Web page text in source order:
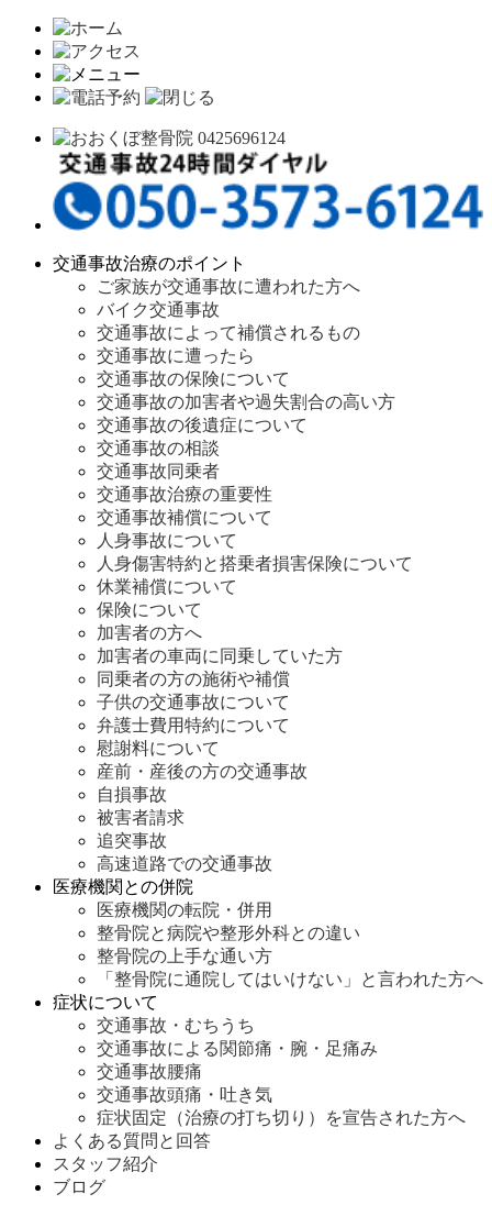
交通事故治療のポイント
ご家族が交通事故に遭われた方へ
バイク交通事故
交通事故によって補償されるもの
交通事故に遭ったら
交通事故の保険について
交通事故の加害者や過失割合の高い方
交通事故の後遺症について
交通事故の相談
交通事故同乗者
交通事故治療の重要性
交通事故補償について
人身事故について
人身傷害特約と搭乗者損害保険について
休業補償について
保険について
加害者の方へ
加害者の車両に同乗していた方
同乗者の方の施術や補償
子供の交通事故について
弁護士費用特約について
慰謝料について
産前・産後の方の交通事故
自損事故
被害者請求
追突事故
高速道路での交通事故
医療機関との併院
医療機関の転院・併用
整骨院と病院や整形外科との違い
整骨院の上手な通い方
「整骨院に通院してはいけない」と言われた方へ
症状について
交通事故・むちうち
交通事故による関節痛・腕・足痛み
交通事故腰痛
交通事故頭痛・吐き気
症状固定（治療の打ち切り）を宣告された方へ
よくある質問と回答
スタッフ紹介
ブログ